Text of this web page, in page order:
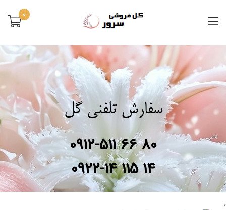
0
سفارش تلفنی گل
0912-511 66 80
0922-14 115 14
;